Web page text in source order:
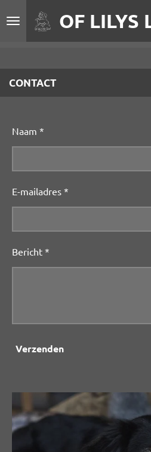
hoofdinhoud
CONTACT
Naam *
E-mailadres *
Bericht *
Verzenden